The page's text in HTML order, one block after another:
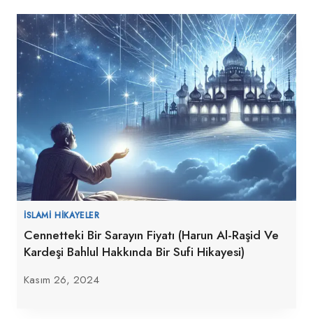
İSLAMI HIKAYELER
Cennetteki Bir Sarayın Fiyatı (Harun Al-Raşid Ve
Kardeşi Bahlul Hakkında Bir Sufi Hikayesi)
Kasım 26, 2024